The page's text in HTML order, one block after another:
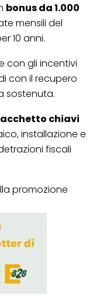
bonus da 1.000
mensili del
10 anni.
con gli incentivi
con il recupero
sostenuta.
chiavi
installazione e
fiscali
promozione